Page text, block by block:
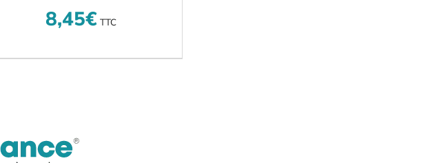
8,45€ TTC